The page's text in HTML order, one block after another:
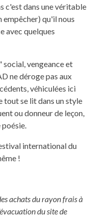
c'est dans une véritable
empêcher) qu'il nous
avec quelques
vengeance et
ne déroge pas aux
véhiculées ici
tout se lit dans un style
ou donneur de leçon,
poésie.
international du
!
achats du rayon frais à
du site de